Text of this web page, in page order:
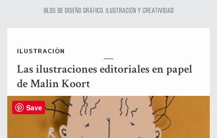
ILUSTRACIÓN
Las ilustraciones editoriales en papel
de Malin Koort
Save